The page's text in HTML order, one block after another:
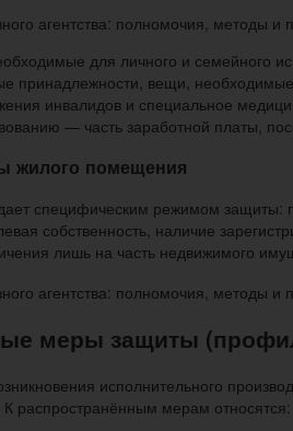
для личного и семейного
принадлежности, вещи,
инвалидов и специальное
— часть заработной платы,
жилого помещения
специфическим режимом защиты:
собственность, наличие
лишь на часть недвижимого
меры защиты
исполнительного
распространённым мерам относятся: